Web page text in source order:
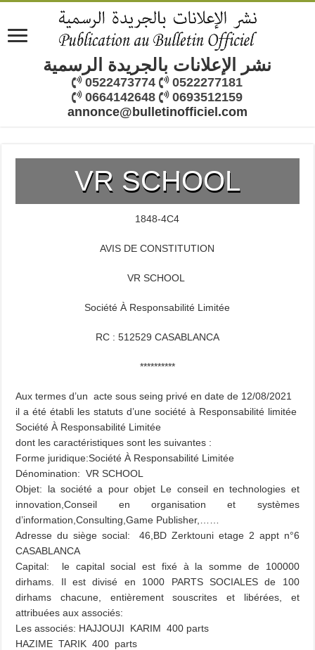
نشر الإعلانات بالجريدة الرسمية
0522473774
0522277181
0664142648
0693512159
annonce@bulletinofficiel.com
VR SCHOOL
1848-4C4
AVIS DE CONSTITUTION
VR SCHOOL
Société À Responsabilité Limitée
RC : 512529 CASABLANCA
**********
Aux termes d’un acte sous seing privé en date de 12/08/2021
il a été établi les statuts d’une société à Responsabilité limitée
Société À Responsabilité Limitée
dont les caractéristiques sont les suivantes :
Forme juridique:Société À Responsabilité Limitée
Dénomination: VR SCHOOL
Objet: la société a pour objet Le conseil en technologies et
innovation,Conseil en organisation et systèmes
d’information,Consulting,Game Publisher,……
Adresse du siège social: 46,BD Zerktouni etage 2 appt n°6
CASABLANCA
Capital: le capital social est fixé à la somme de 100000
dirhams. Il est divisé en 1000 PARTS SOCIALES de 100
dirhams chacune, entièrement souscrites et libérées, et
attribuées aux associés:
Les associés: HAJJOUJI KARIM 400 parts
HAZIME TARIK 400 parts